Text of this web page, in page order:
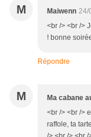
M Maiwenn 24/
<br /> <br />
! bonne
Répondre
M Ma cabane
<br /> <br />
raffole, ta